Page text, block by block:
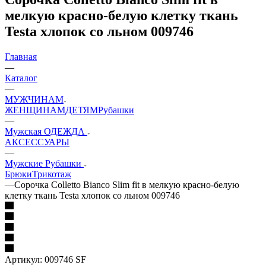
мелкую красно-белую клетку ткань
Testa хлопок со льном 009746
Главная
—
Каталог
—
МУЖЧИНАМ
ЖЕНЩИНАМДЕТЯМРубашки
—
Мужская ОДЕЖДА
АКСЕССУАРЫ
—
Мужские Рубашки
БрюкиТрикотаж
—Сорочка Colletto Bianco Slim fit в мелкую красно-белую
клетку ткань Testa хлопок со льном 009746
Артикул: 009746 SF